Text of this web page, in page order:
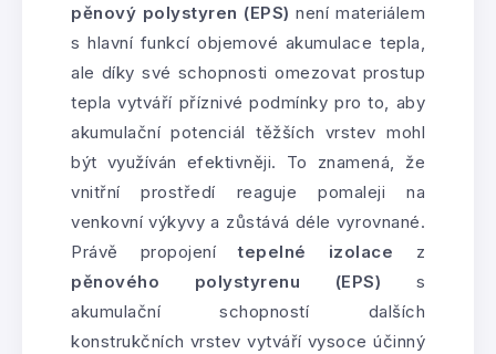
pěnový polystyren (EPS) není materiálem
s hlavní funkcí objemové akumulace tepla,
ale díky své schopnosti omezovat prostup
tepla vytváří příznivé podmínky pro to, aby
akumulační potenciál těžších vrstev mohl
být využíván efektivněji. To znamená, že
vnitřní prostředí reaguje pomaleji na
venkovní výkyvy a zůstává déle vyrovnané.
Právě propojenítepelné izolace z
pěnového polystyrenu (EPS) s
akumulační schopností dalších
konstrukčních vrstev vytváří vysoce účinný